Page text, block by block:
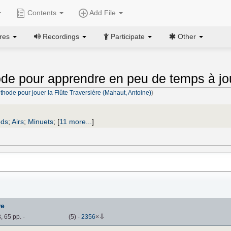
Contents Add File
Recordings Participate Other
pour apprendre en peu de temps à
pour jouer la Flûte Traversière (Mahaut, Antoine))
; Airs; Minuets; [11 more...]
65 pp. - (5) - 2356× ⇩